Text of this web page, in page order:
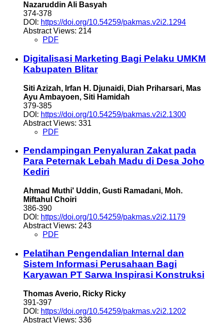
Nazaruddin Ali Basyah
374-378
DOI: https://doi.org/10.54259/pakmas.v2i2.1294
Abstract Views: 214
PDF
Digitalisasi Marketing Bagi Pelaku UMKM
Kabupaten Blitar
Siti Azizah, Irfan H. Djunaidi, Diah Priharsari, Mas
Ayu Ambayoen, Siti Hamidah
379-385
DOI: https://doi.org/10.54259/pakmas.v2i2.1300
Abstract Views: 331
PDF
Pendampingan Penyaluran Zakat pada
Para Peternak Lebah Madu di Desa Joho
Kediri
Ahmad Muthi' Uddin, Gusti Ramadani, Moh.
Miftahul Choiri
386-390
DOI: https://doi.org/10.54259/pakmas.v2i2.1179
Abstract Views: 243
PDF
Pelatihan Pengendalian Internal dan
Sistem Informasi Perusahaan Bagi
Karyawan PT Sarwa Inspirasi Konstruksi
Thomas Averio, Ricky Ricky
391-397
DOI: https://doi.org/10.54259/pakmas.v2i2.1202
Abstract Views: 336